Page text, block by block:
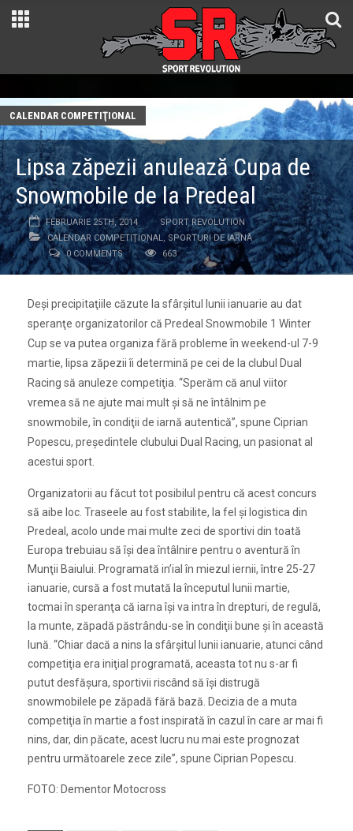
CALENDAR COMPETIŢIONAL
Lipsa zăpezii anulează Cupa de
Snowmobile de la Predeal
FEBRUARIE 25TH, 2014
SPORT REVOLUTION
CALENDAR COMPETIŢIONAL, SPORTURI DE IARNĂ
0 COMMENTS
663
Deşi precipitaţiile căzute la sfârşitul lunii ianuarie au dat
speranţe organizatorilor că Predeal Snowmobile 1 Winter
Cup se va putea organiza fără probleme în weekend-ul 7-9
martie, lipsa zăpezii îi determină pe cei de la clubul Dual
Racing să anuleze competiţia. “Sperăm că anul viitor
vremea să ne ajute mai mult şi să ne întâlnim pe
snowmobile, în condiţii de iarnă autentică”, spune Ciprian
Popescu, preşedintele clubului Dual Racing, un pasionat al
acestui sport.
Organizatorii au făcut tot posibilul pentru că acest concurs
să aibe loc. Traseele au fost stabilite, la fel şi logistica din
Predeal, acolo unde mai multe zeci de sportivi din toată
Europa trebuiau să îşi dea întâlnire pentru o aventură în
Munţii Baiului. Programată in’ial în miezul iernii, între 25-27
ianuarie, cursă a fost mutată la începutul lunii martie,
tocmai în speranţa că iarna îşi va intra în drepturi, de regulă,
la munte, zăpadă păstrându-se în condiţii bune şi în această
lună. “Chiar dacă a nins la sfârşitul lunii ianuarie, atunci când
competiţia era iniţial programată, aceasta tot nu s-ar fi
putut desfăşura, sportivii riscând să îşi distrugă
snowmobilele pe zăpadă fără bază. Decizia de a muta
competiţia în martie a fost inspirată în cazul în care ar mai fi
nins, dar, din păcate, acest lucru nu mai este prognozat
pentru următoarele zece zile”, spune Ciprian Popescu.
FOTO: Dementor Motocross